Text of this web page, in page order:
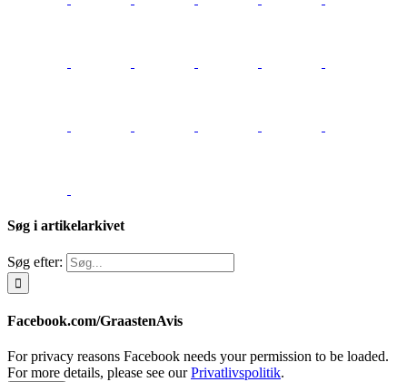
Søg i artikelarkivet
Søg efter:
Facebook.com/GraastenAvis
For privacy reasons Facebook needs your permission to be loaded.
For more details, please see ourPrivatlivspolitik.